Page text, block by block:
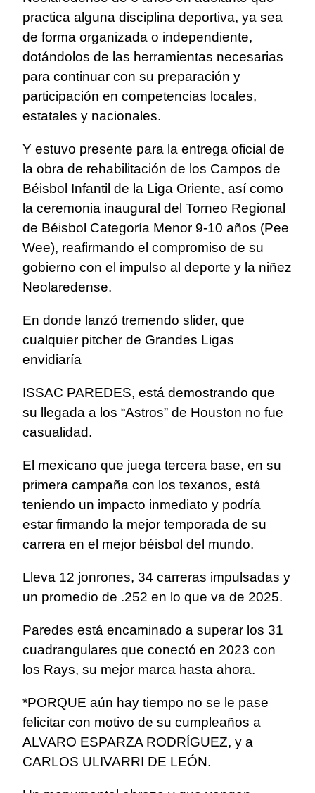
practica alguna disciplina deportiva, ya sea
de forma organizada o independiente,
dotándolos de las herramientas necesarias
para continuar con su preparación y
participación en competencias locales,
estatales y nacionales.
Y estuvo presente para la entrega oficial de
la obra de rehabilitación de los Campos de
Béisbol Infantil de la Liga Oriente, así como
la ceremonia inaugural del Torneo Regional
de Béisbol Categoría Menor 9-10 años (Pee
Wee), reafirmando el compromiso de su
gobierno con el impulso al deporte y la niñez
Neolaredense.
En donde lanzó tremendo slider, que
cualquier pitcher de Grandes Ligas
envidiaría
ISSAC PAREDES, está demostrando que
su llegada a los “Astros” de Houston no fue
casualidad.
El mexicano que juega tercera base, en su
primera campaña con los texanos, está
teniendo un impacto inmediato y podría
estar firmando la mejor temporada de su
carrera en el mejor béisbol del mundo.
Lleva 12 jonrones, 34 carreras impulsadas y
un promedio de .252 en lo que va de 2025.
Paredes está encaminado a superar los 31
cuadrangulares que conectó en 2023 con
los Rays, su mejor marca hasta ahora.
*PORQUE aún hay tiempo no se le pase
felicitar con motivo de su cumpleaños a
ALVARO ESPARZA RODRÍGUEZ, y a
CARLOS ULIVARRI DE LEÓN.